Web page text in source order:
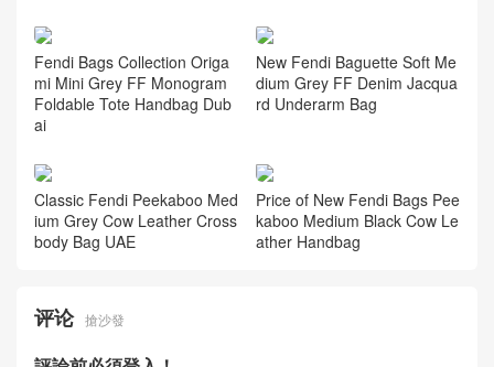
Fendi Bags Collection Origa
mi Mini Grey FF Monogram
Foldable Tote Handbag Dub
ai
New Fendi Baguette Soft Me
dium Grey FF Denim Jacqua
rd Underarm Bag
Classic Fendi Peekaboo Med
ium Grey Cow Leather Cross
body Bag UAE
Price of New Fendi Bags Pee
kaboo Medium Black Cow Le
ather Handbag
评论 搶沙發